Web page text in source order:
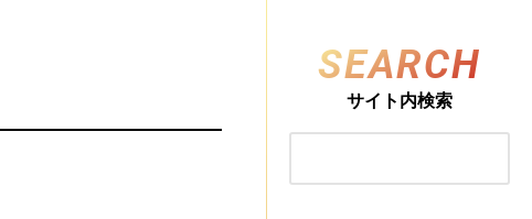
SEARCH
サイト内検索